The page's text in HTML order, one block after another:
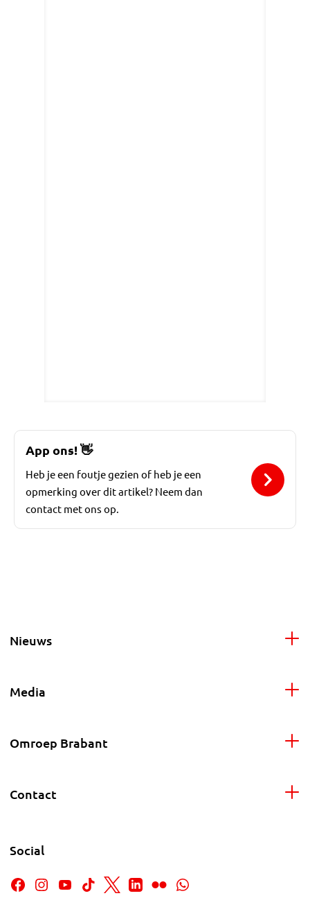
App ons!👋
Heb je een foutje gezien of heb je een
opmerking over dit artikel? Neem dan
contact met ons op.
Nieuws
Media
Omroep Brabant
Contact
Social